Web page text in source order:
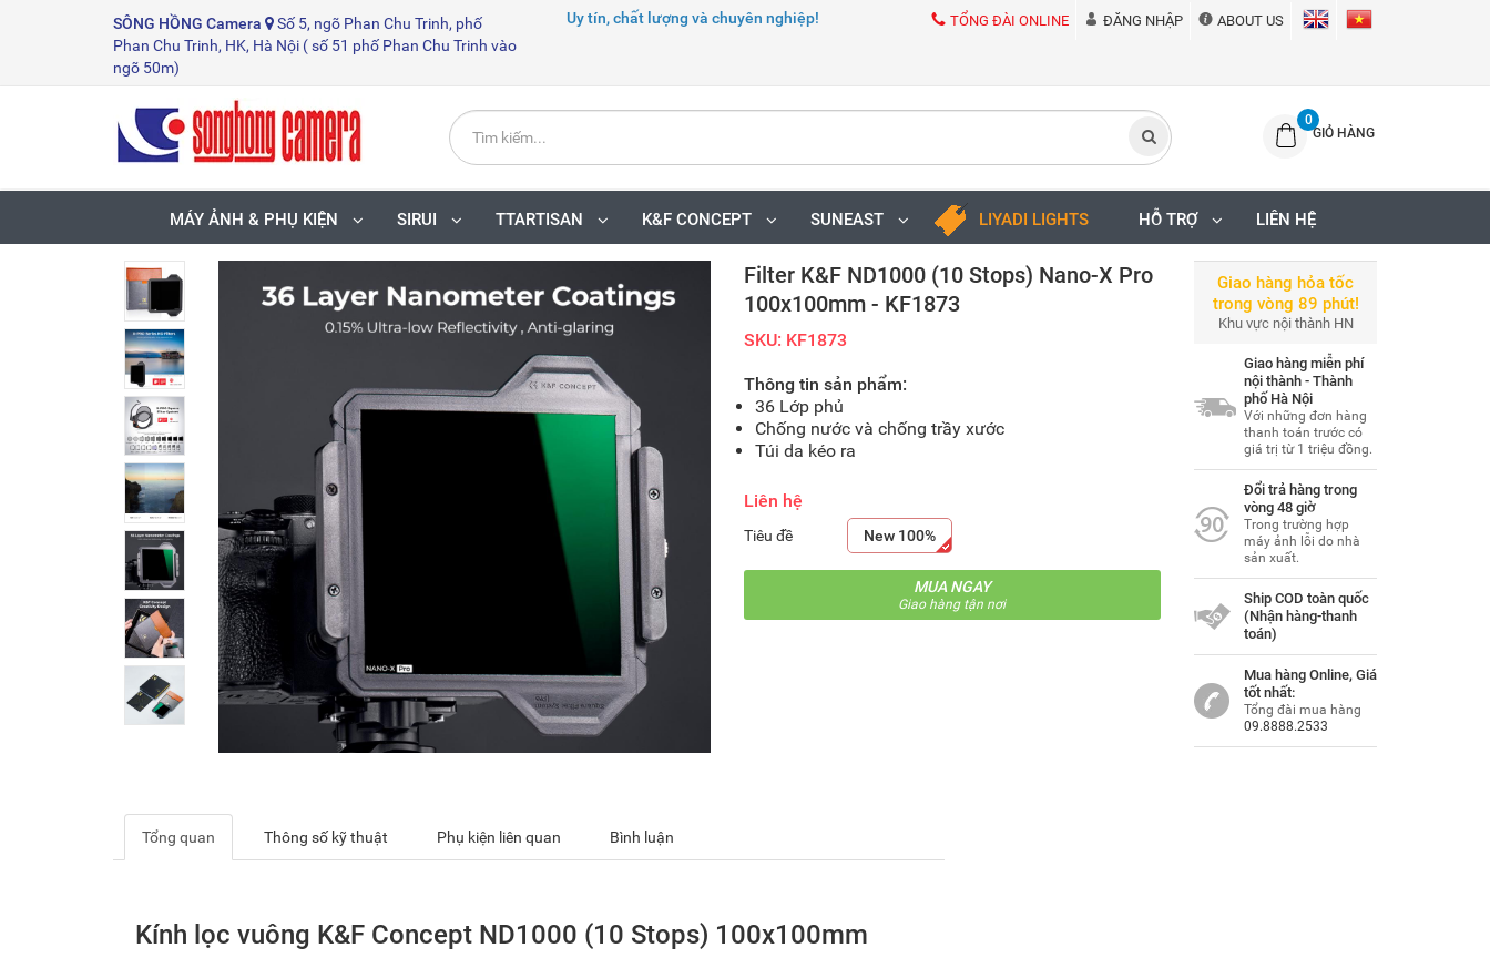
SÔNG HỒNG Camera
Số 5, ngõ Phan Chu Trinh, phố
Phan Chu Trinh, HK, Hà Nội ( số 51 phố Phan Chu Trinh vào
ngõ 50m)
Uy tín, chất lượng và chuyên nghiệp! TỔNG ĐÀI ONLINE ĐĂNG NHẬP ABOUT US
0
GIỎ HÀNG
MÁY ẢNH & PHỤ KIỆN SIRUI TTARTISAN K&F CONCEPT SUNEAST LIYADI LIGHTS HỖ TRỢ LIÊN HỆ
Filter K&F ND1000 (10 Stops) Nano-X Pro
100x100mm - KF1873
SKU: KF1873
Thông tin sản phẩm:
36 Lớp phủ
Chống nước và chống trầy xước
Túi da kéo ra
Liên hệ
Tiêu đề New 100%
MUA NGAY
Giao hàng tận nơi
Giao hàng hỏa tốc
trong vòng 89 phút!
Khu vực nội thành HN
Giao hàng miễn phí
nội thành - Thành
phố Hà Nội
Với những đơn hàng
thanh toán trước có
giá trị từ 1 triệu đồng.
Đổi trả hàng trong
vòng 48 giờ
Trong trường hợp
máy ảnh lỗi do nhà
sản xuất.
Ship COD toàn quốc
(Nhận hàng-thanh
toán)
Mua hàng Online, Giá
tốt nhất:
Tổng đài mua hàng
09.8888.2533
Tổng quan Thông số kỹ thuật Phụ kiện liên quan Bình luận
Kính lọc vuông K&F Concept ND1000 (10 Stops) 100x100mm